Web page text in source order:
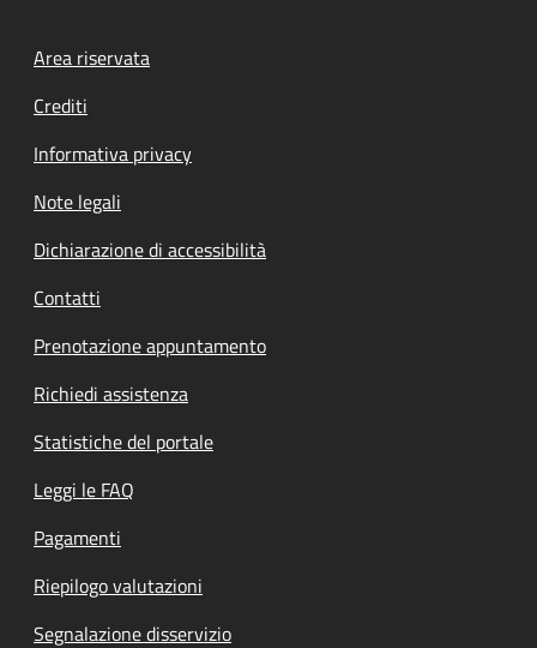
Footer menu
Area riservata
Crediti
Informativa privacy
Note legali
Dichiarazione di accessibilità
Contatti
Prenotazione appuntamento
Richiedi assistenza
Statistiche del portale
Leggi le FAQ
Pagamenti
Riepilogo valutazioni
Segnalazione disservizio